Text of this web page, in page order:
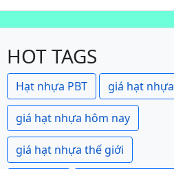
HOT TAGS
Hạt nhựa PBT giá hạt nhựa
giá hạt nhựa hôm nay
giá hạt nhựa thế giới